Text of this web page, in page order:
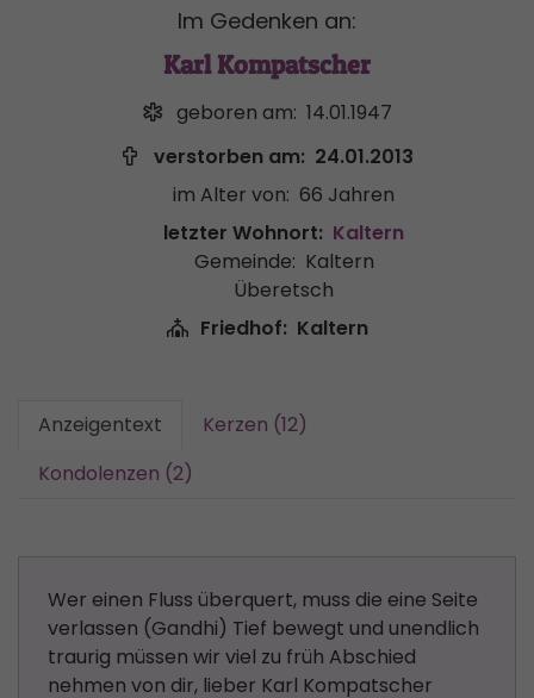
Im Gedenken an:
Karl Kompatscher
geboren am: 14.01.1947
verstorben am: 24.01.2013
im Alter von: 66 Jahren
letzter Wohnort: Kaltern
Gemeinde: Kaltern
Überetsch
Friedhof: Kaltern
Anzeigentext
Kerzen (12)
Kondolenzen (2)
Wer einen Fluss überquert, muss die eine Seite
verlassen (Gandhi) Tief bewegt und unendlich
traurig müssen wir viel zu früh Abschied
nehmen von dir, lieber Karl Kompatscher